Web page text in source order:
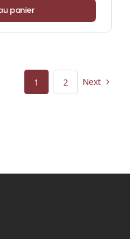
panier
1 2 Next